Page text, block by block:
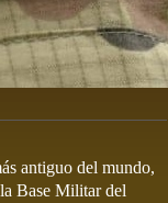
antiguo del mundo,
Base Militar del